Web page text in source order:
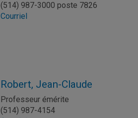
(514) 987-3000 poste 7826
Courriel
Robert, Jean-Claude
Professeur émérite
(514) 987-4154